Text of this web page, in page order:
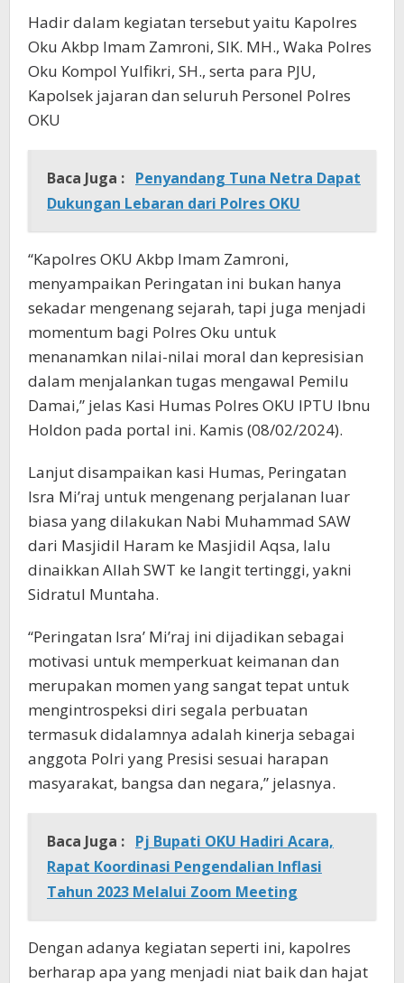
Hadir dalam kegiatan tersebut yaitu Kapolres
Oku Akbp Imam Zamroni, SIK. MH., Waka Polres
Oku Kompol Yulfikri, SH., serta para PJU,
Kapolsek jajaran dan seluruh Personel Polres
OKU
Baca Juga : Penyandang Tuna Netra Dapat
Dukungan Lebaran dari Polres OKU
“Kapolres OKU Akbp Imam Zamroni,
menyampaikan Peringatan ini bukan hanya
sekadar mengenang sejarah, tapi juga menjadi
momentum bagi Polres Oku untuk
menanamkan nilai-nilai moral dan kepresisian
dalam menjalankan tugas mengawal Pemilu
Damai,” jelas Kasi Humas Polres OKU IPTU Ibnu
Holdon pada portal ini. Kamis (08/02/2024).
Lanjut disampaikan kasi Humas, Peringatan
Isra Mi’raj untuk mengenang perjalanan luar
biasa yang dilakukan Nabi Muhammad SAW
dari Masjidil Haram ke Masjidil Aqsa, lalu
dinaikkan Allah SWT ke langit tertinggi, yakni
Sidratul Muntaha.
“Peringatan Isra’ Mi’raj ini dijadikan sebagai
motivasi untuk memperkuat keimanan dan
merupakan momen yang sangat tepat untuk
mengintrospeksi diri segala perbuatan
termasuk didalamnya adalah kinerja sebagai
anggota Polri yang Presisi sesuai harapan
masyarakat, bangsa dan negara,” jelasnya.
Baca Juga : Pj Bupati OKU Hadiri Acara,
Rapat Koordinasi Pengendalian Inflasi
Tahun 2023 Melalui Zoom Meeting
Dengan adanya kegiatan seperti ini, kapolres
berharap apa yang menjadi niat baik dan hajat